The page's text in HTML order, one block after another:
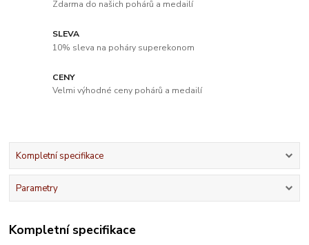
Zdarma do našich pohárů a medailí
SLEVA
10% sleva na poháry superekonom
CENY
Velmi výhodné ceny pohárů a medailí
Kompletní specifikace
Parametry
Kompletní specifikace